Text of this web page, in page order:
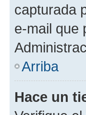
capturada
e-mail que
Arriba
Hace un